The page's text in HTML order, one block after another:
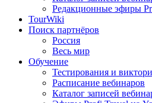
Редакционные эфиры
TourWiki
Поиск партнёров
Россия
Весь мир
Обучение
Тестирования и
Расписание вебинаров
Каталог записей